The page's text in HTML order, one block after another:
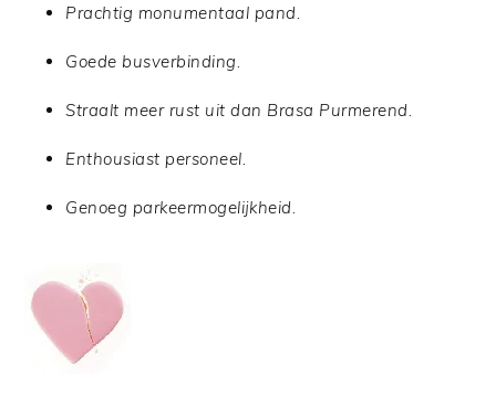
Prachtig monumentaal pand.
Goede busverbinding.
Straalt meer rust uit dan Brasa Purmerend.
Enthousiast personeel.
Genoeg parkeermogelijkheid.